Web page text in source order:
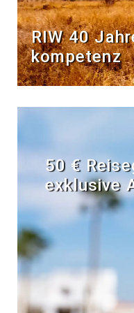
RIW 40
kompetenz
50 €
exklusive